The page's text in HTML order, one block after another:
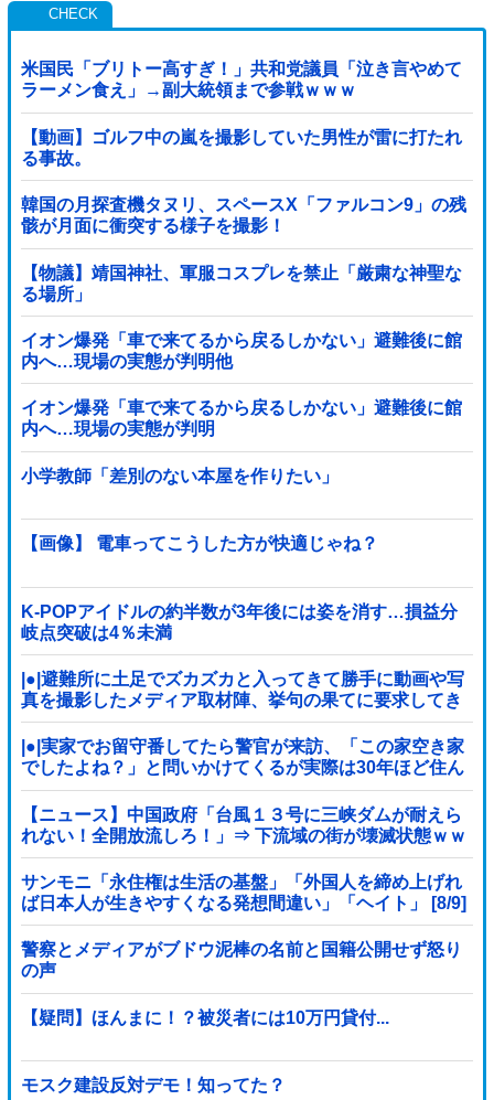
米国民「ブリトー高すぎ！」共和党議員「泣き言やめて
ラーメン食え」→副大統領まで参戦ｗｗｗ
【動画】ゴルフ中の嵐を撮影していた男性が雷に打たれ
る事故。
韓国の月探査機タヌリ、スペースX「ファルコン9」の残
骸が月面に衝突する様子を撮影！
【物議】靖国神社、軍服コスプレを禁止「厳粛な神聖な
る場所」
イオン爆発「車で来てるから戻るしかない」避難後に館
内へ…現場の実態が判明他
イオン爆発「車で来てるから戻るしかない」避難後に館
内へ…現場の実態が判明
小学教師「差別のない本屋を作りたい」
【画像】 電車ってこうした方が快適じゃね？
K-POPアイドルの約半数が3年後には姿を消す…損益分
岐点突破は4％未満
|●|避難所に土足でズカズカと入ってきて勝手に動画や写
真を撮影したメディア取材陣、挙句の果てに要求してき
たのは……
|●|実家でお留守番してたら警官が来訪、「この家空き家
でしたよね？」と問いかけてくるが実際は30年ほど住ん
でおり……
【ニュース】中国政府「台風１３号に三峡ダムが耐えら
れない！全開放流しろ！」⇒ 下流域の街が壊滅状態ｗｗ
ｗｗｗ
サンモニ「永住権は生活の基盤」「外国人を締め上げれ
ば日本人が生きやすくなる発想間違い」「ヘイト」 [8/9]
警察とメディアがブドウ泥棒の名前と国籍公開せず怒り
の声
【疑問】ほんまに！？被災者には10万円貸付...
モスク建設反対デモ！知ってた？